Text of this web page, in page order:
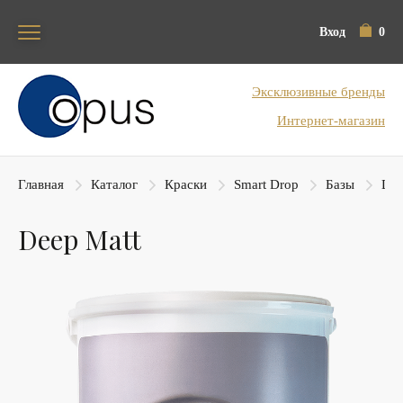
Вход 0
Блок поиска
Эксклюзивные бренды
Интернет-магазин
Главная Каталог Краски Smart Drop Базы
Deep Matt